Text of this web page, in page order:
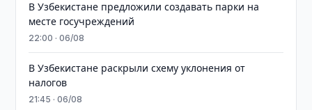
В Узбекистане предложили создавать парки на
месте госучреждений
22:00 · 06/08
В Узбекистане раскрыли схему уклонения от
налогов
21:45 · 06/08